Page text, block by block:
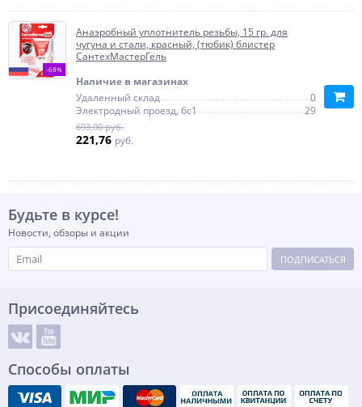
-68%
Анаэробный уплотнитель резьбы, 15 гр. для
чугуна и стали, красный, (тюбик) блистер
СантехМастерГель
Наличие в магазинах
Удаленный склад
0
Электродный проезд, 6с1
29
693,00 руб.
221,76 руб.
Будьте в курсе!
Новости, обзоры и акции
ПОДПИСАТЬСЯ
Присоединяйтесь
Способы оплаты